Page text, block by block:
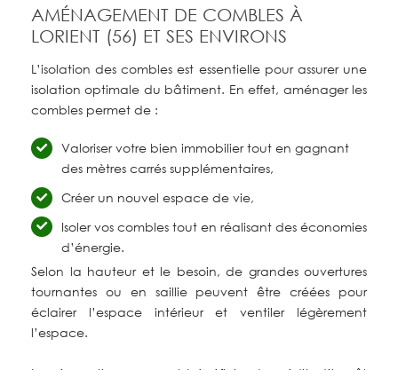
AMÉNAGEMENT DE COMBLES À
LORIENT (56) ET SES ENVIRONS
L’isolation des combles est essentielle pour assurer une
isolation optimale du bâtiment. En effet, aménager les
combles permet de :
Valoriser votre bien immobilier tout en gagnant
des mètres carrés supplémentaires,
Créer un nouvel espace de vie,
Isoler vos combles tout en réalisant des économies
d’énergie.
Selon la hauteur et le besoin, de grandes ouvertures
tournantes ou en saillie peuvent être créées
pour
éclairer
l’espace intérieur et ventiler
légèrement
l’espace.